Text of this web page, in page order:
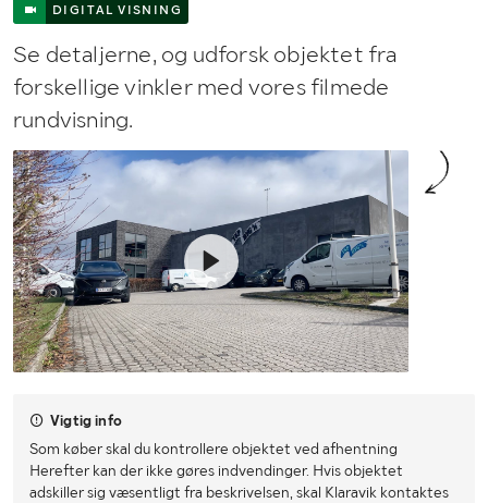
DIGITAL VISNING
Se detaljerne, og udforsk objektet fra
forskellige vinkler med vores filmede
rundvisning.
Vigtig info
Som køber skal du kontrollere objektet ved afhentning
Herefter kan der ikke gøres indvendinger. Hvis objektet
adskiller sig væsentligt fra beskrivelsen, skal Klaravik kontaktes